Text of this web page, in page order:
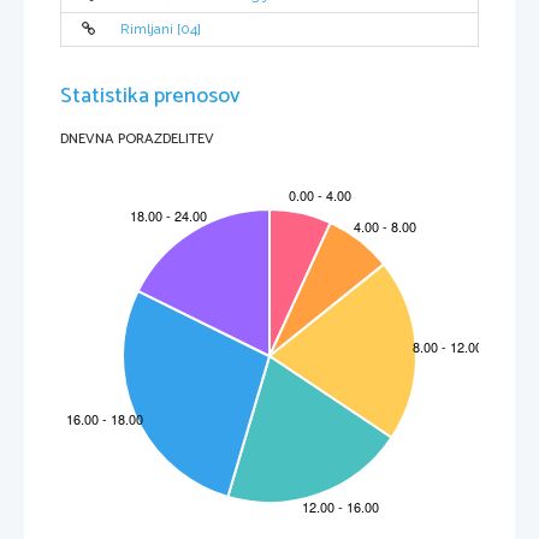
Rimljani [04]
Statistika prenosov
DNEVNA PORAZDELITEV